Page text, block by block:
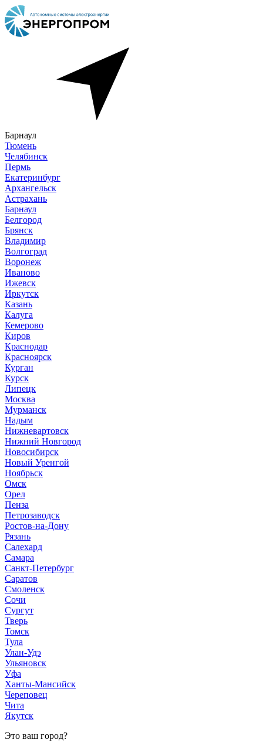
Барнаул
Тюмень
Челябинск
Пермь
Екатеринбург
Архангельск
Астрахань
Барнаул
Белгород
Брянск
Владимир
Волгоград
Воронеж
Иваново
Ижевск
Иркутск
Казань
Калуга
Кемерово
Киров
Краснодар
Красноярск
Курган
Курск
Липецк
Москва
Мурманск
Надым
Нижневартовск
Нижний Новгород
Новосибирск
Новый Уренгой
Ноябрьск
Омск
Орел
Пенза
Петрозаводск
Ростов-на-Дону
Рязань
Салехард
Самара
Санкт-Петербург
Саратов
Смоленск
Сочи
Сургут
Тверь
Томск
Тула
Улан-Удэ
Ульяновск
Уфа
Ханты-Мансийск
Череповец
Чита
Якутск
Это ваш город?